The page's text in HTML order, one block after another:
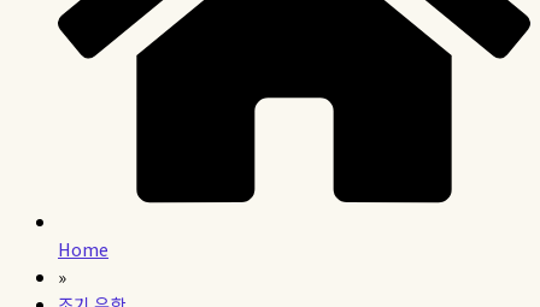
Home
»